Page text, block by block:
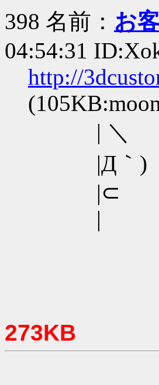
398 名前： お
04:54:31
http://
| ＼
|Д｀) ｼｮｸ
|⊂
|
273KB